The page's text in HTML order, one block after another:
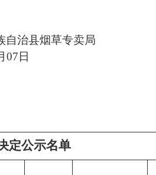
自治县烟草专卖局
07日
定公示名单